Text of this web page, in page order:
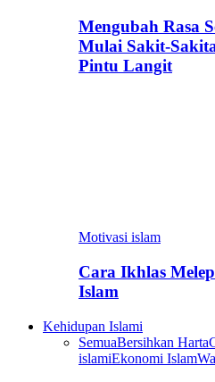
Mengubah Rasa
Mulai Sakit-
Pintu Langit
Motivasi islam
Cara Ikhlas
Islam
Kehidupan Islami
SemuaBersihkan Harta
islamiEkonomi Islam